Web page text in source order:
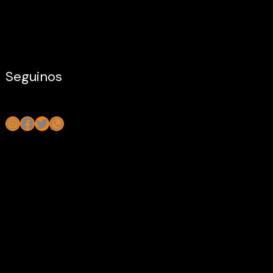
Seguinos
Instagram
Facebook
Twitter
WhatsApp